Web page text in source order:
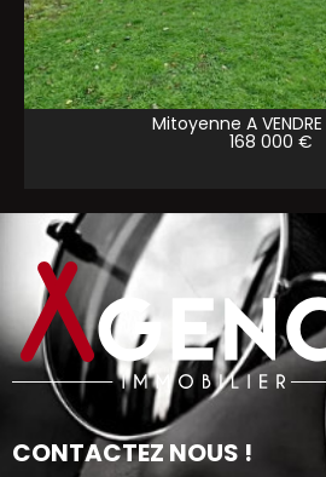
Mitoyenne A VENDRE
168 000 €
CONTACTEZ NOUS !